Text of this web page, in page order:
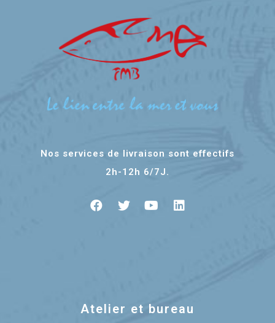
Nos services de livraison sont effectifs
2h-12h 6/7J.
Atelier et bureau